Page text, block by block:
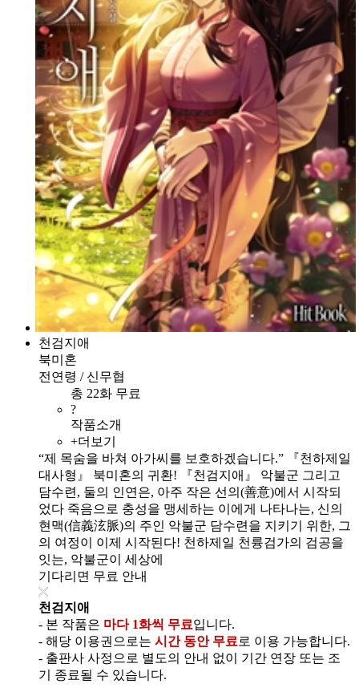
천검지애
북미혼
전연령 / 신무협
총 22화 무료
?
작품소개
+더보기
“제 목숨을 바쳐 아가씨를 보호하겠습니다.” 『천하제일
대사형』 북미혼의 귀환! 『천검지애』 악불군 그리고
담수련, 둘의 인연은, 아주 작은 선의(善意)에서 시작되
었다 죽음으로 충성을 맹세하는 이에게 나타나는, 신의
현맥(信義泫脈)의 주인 악불군 담수련을 지키기 위한, 그
의 여정이 이제 시작된다! 천하제일 천륭검가의 검공을
잇는, 악불군이 세상에
기다리면 무료 안내
천검지애
- 본 작품은 마다 1화씩 무료입니다.
- 해당 이용권으로는 시간 동안 무료 로 이용 가능합니다.
- 출판사 사정으로 별도의 안내 없이 기간 연장 또는 조
기 종료될 수 있습니다.